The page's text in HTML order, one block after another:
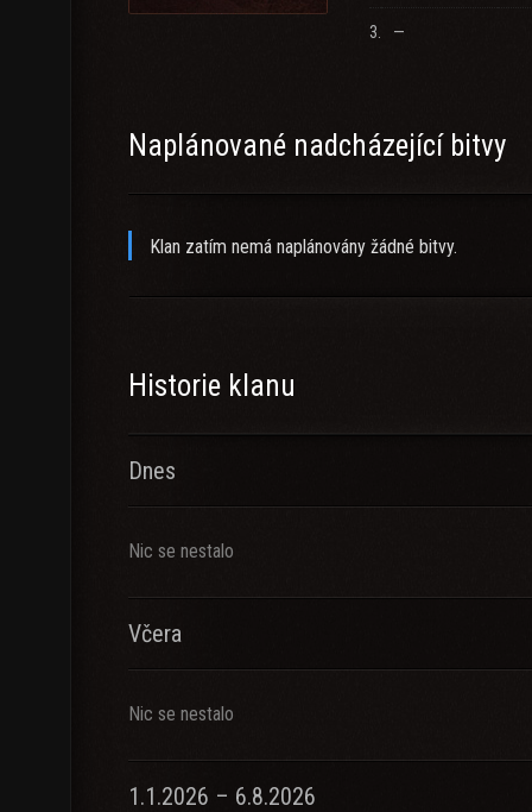
3. —
Naplánované nadcházející bitvy
Klan zatím nemá naplánovány žádné bitvy.
Historie klanu
Dnes
Nic se nestalo
Včera
Nic se nestalo
1.1.2026 – 6.8.2026